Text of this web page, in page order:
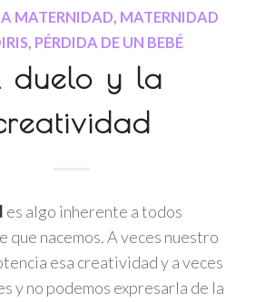
MATERNIDAD, MATERNIDAD
, PÉRDIDA DE UN BEBÉ
duelo y la
es algo inherente a todos
que nacemos. A veces nuestro
esa creatividad y a veces
y no podemos expresarla de la